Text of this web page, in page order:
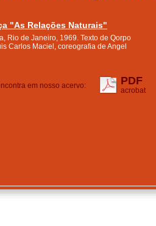
"As Relações Naturais"
Rio de Janeiro, 1969. Texto de Qorpo
Carlos Maciel, coreografia de Angel
em nosso acervo: PDF
acrobat